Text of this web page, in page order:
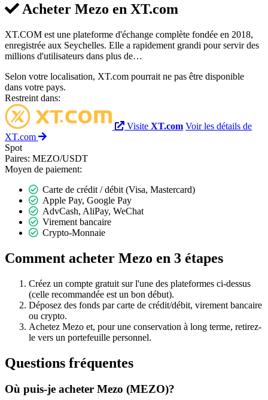
Acheter Mezo en XT.com
XT.COM est une plateforme d'échange complète fondée en 2018,
enregistrée aux Seychelles. Elle a rapidement grandi pour servir des
millions d'utilisateurs dans plus de…
Selon votre localisation, XT.com pourrait ne pas être disponible
dans votre pays.
Restreint dans:
Visite XT.com Voir les détails de
XT.com
Spot
Paires: MEZO/USDT
Moyen de paiement:
Carte de crédit / débit (Visa, Mastercard)
Apple Pay, Google Pay
AdvCash, AliPay, WeChat
Virement bancaire
Crypto-Monnaie
Comment acheter Mezo en 3 étapes
Créez un compte gratuit sur l'une des plateformes ci-dessus
(celle recommandée est un bon début).
Déposez des fonds par carte de crédit/débit, virement bancaire
ou crypto.
Achetez Mezo et, pour une conservation à long terme, retirez-
le vers un portefeuille personnel.
Questions fréquentes
Où puis-je acheter Mezo (MEZO)?